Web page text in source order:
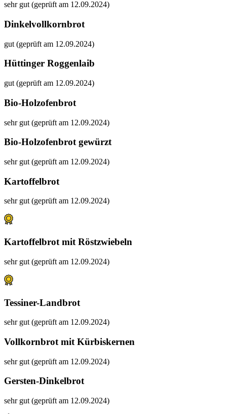
sehr gut (geprüft am 12.09.2024)
Dinkelvollkornbrot
gut (geprüft am 12.09.2024)
Hüttinger Roggenlaib
gut (geprüft am 12.09.2024)
Bio-Holzofenbrot
sehr gut (geprüft am 12.09.2024)
Bio-Holzofenbrot gewürzt
sehr gut (geprüft am 12.09.2024)
Kartoffelbrot
sehr gut (geprüft am 12.09.2024)
Kartoffelbrot mit Röstzwiebeln
sehr gut (geprüft am 12.09.2024)
Tessiner-Landbrot
sehr gut (geprüft am 12.09.2024)
Vollkornbrot mit Kürbiskernen
sehr gut (geprüft am 12.09.2024)
Gersten-Dinkelbrot
sehr gut (geprüft am 12.09.2024)